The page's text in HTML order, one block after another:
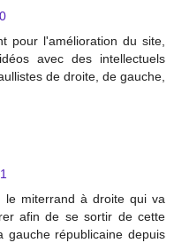
pour l'amélioration du site,
avec des intellectuels
de droite, de gauche,
miterrand à droite qui va
afin de se sortir de cette
républicaine depuis